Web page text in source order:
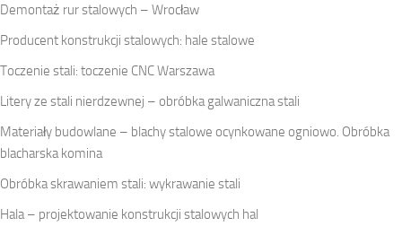
Demontaż rur stalowych – Wrocław
Producent konstrukcji stalowych: hale stalowe
Toczenie stali: toczenie CNC Warszawa
Litery ze stali nierdzewnej – obróbka galwaniczna stali
Materiały budowlane – blachy stalowe ocynkowane ogniowo. Obróbka
blacharska komina
Obróbka skrawaniem stali: wykrawanie stali
Hala – projektowanie konstrukcji stalowych hal